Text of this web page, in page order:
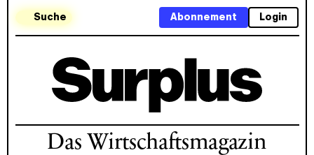
Suche Login
Abonnement
Das Wirtschaftsmagazin